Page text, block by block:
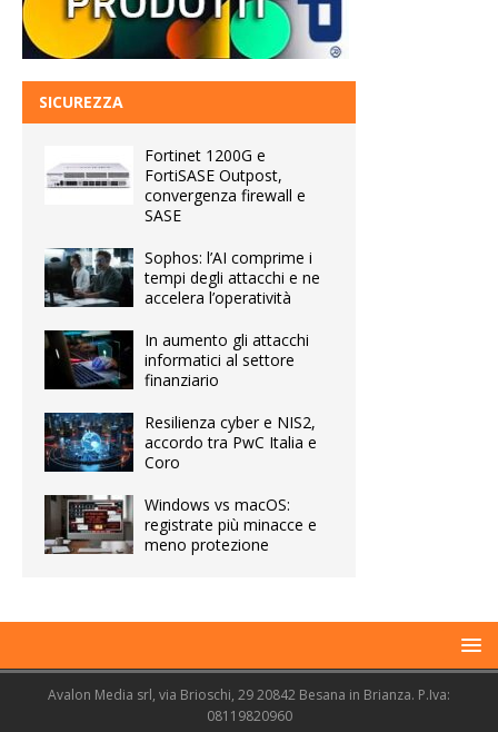
SICUREZZA
Fortinet 1200G e
FortiSASE Outpost,
convergenza firewall e
SASE
Sophos: l’AI comprime i
tempi degli attacchi e ne
accelera l’operatività
In aumento gli attacchi
informatici al settore
finanziario
Resilienza cyber e NIS2,
accordo tra PwC Italia e
Coro
Windows vs macOS:
registrate più minacce e
meno protezione
Avalon Media srl, via Brioschi, 29 20842 Besana in Brianza. P.Iva:
08119820960